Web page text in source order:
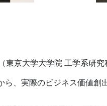
（東京大学大学院 工学系研
、実際のビジネス価値創